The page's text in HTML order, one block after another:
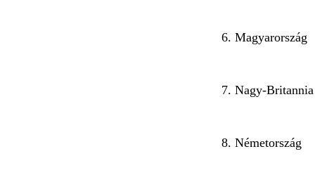
6. Magyarország
7. Nagy-Britannia
8. Németország